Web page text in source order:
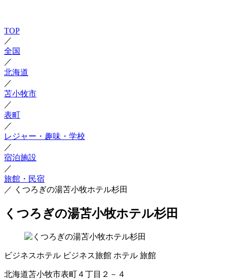
TOP
／
全国
／
北海道
／
苫小牧市
／
表町
／
レジャー・趣味・学校
／
宿泊施設
／
旅館・民宿
／ くつろぎの湯苫小牧ホテル杉田
くつろぎの湯苫小牧ホテル杉田
ビジネスホテル ビジネス旅館 ホテル 旅館
北海道苫小牧市表町４丁目２－４